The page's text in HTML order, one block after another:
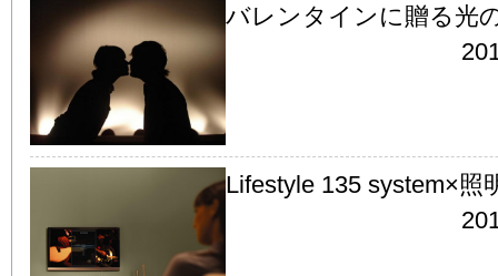
バレンタインに贈る光
Lifestyle 135 system×照